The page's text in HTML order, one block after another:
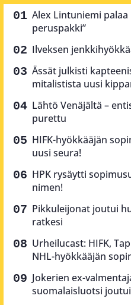
Alex Lintuniemi palaa
peruspakki”
Ilveksen
Ässät julkisti
mitalistista uusi
Lähtö Venäjältä –
purettu
HIFK-hyökkääjän
uusi seura!
HPK rysäytti
nimen!
Pikkuleijonat joutui
ratkesi
Urheilucast: HIFK,
NHL-hyökkääjän
Jokerien ex-
suomalaisluotsi